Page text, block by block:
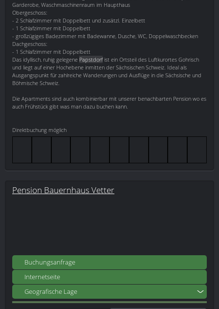
Garderobe, Waschmaschinenraum im Haupthaus
Obergeschoss:
- 2 Schlafzimmer mit Doppelbett und zusätzl. Einzelbett
- 1 Schlafzimmer mit Doppelbett
- großzügiges Badezimmer mit Badewanne, Dusche, WC, Doppelwaschbecken
Dachgeschoss:
- 1 Schlafzimmer mit Doppelbett
Das idyllisch, ruhig gelegene Papstdorfist ein Ortsteil des Luftkurortes Gohrisch
und liegt auf einer Hochebene inmitten der Sächsischen Schweiz. Ideal als
Ausgangspunkt für zahlreiche Wanderungen und Ausflüge in die Sächsische und
Böhmische Schweiz.
Die Apartments sind auch kombinierbar mit unserer benachbarten Pension wo es
auch Frühstück gibt was man dazu buchen kann.
Direktbuchung möglich
Pension Bauernhaus Vetter
Buchungsanfrage
Internetseite
Geografische Lage